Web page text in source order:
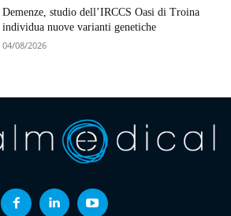
Demenze, studio dell’IRCCS Oasi di Troina
individua nuove varianti genetiche
04/08/2026